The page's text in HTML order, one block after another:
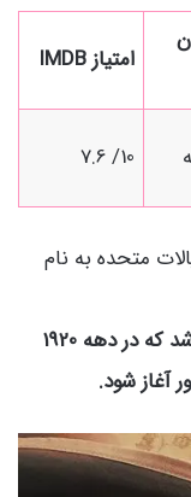
امتیاز IMDB
10/ 7.6
متحده به نام
چنین رویدادی و شرایط مشکوکیی باعث شد که در دهه 1920